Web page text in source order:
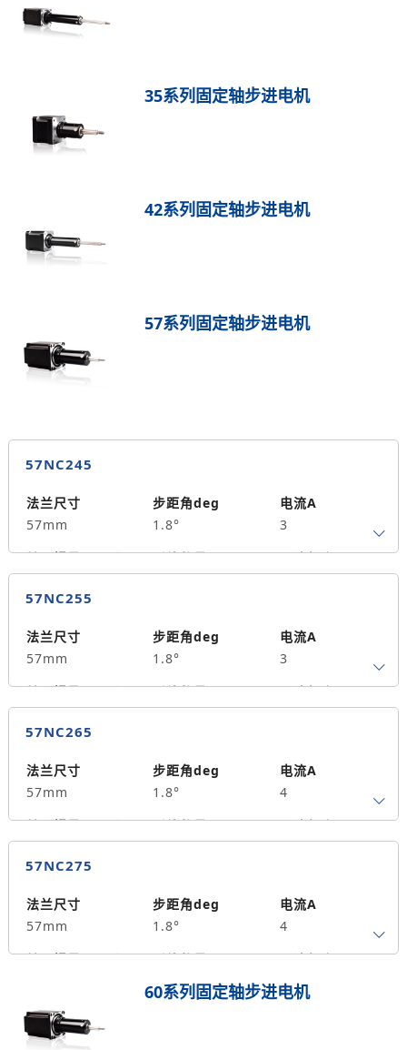
35系列固定轴步进电机
42系列固定轴步进电机
57系列固定轴步进电机
57NC245
法兰尺寸
57mm
步距角deg
1.8°
电流A
3
转子惯量g.cm²
4
引线数量
45
马达长度mm
0.7
200
57NC255
法兰尺寸
57mm
步距角deg
1.8°
电流A
3
转子惯量g.cm²
4
引线数量
55
马达长度mm
0.9
300
57NC265
法兰尺寸
57mm
步距角deg
1.8°
电流A
4
转子惯量g.cm²
4
引线数量
65
马达长度mm
1.5
390
57NC275
法兰尺寸
57mm
步距角deg
1.8°
电流A
4
转子惯量g.cm²
引线数量
75
马达长度mm
1.8
保持力矩N.m
500
60系列固定轴步进电机